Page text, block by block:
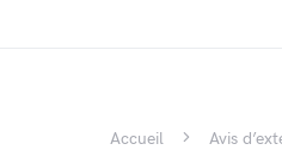
Accueil Avis